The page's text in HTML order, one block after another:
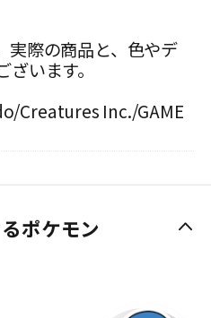
際の商品と、色やデ
います。
Creatures Inc./GAME
ポケモン